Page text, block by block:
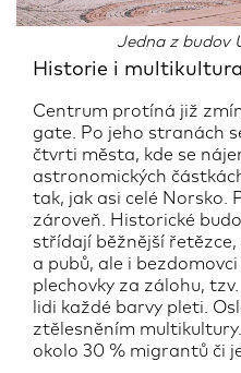
Jedna z budov
Historie i multikultura
Centrum protíná již
gate. Po jeho stranách
čtvrti města, kde se
astronomických
tak, jak asi celé Norsko.
zároveň. Historické
střídají běžnější
a pubů, ale i
plechovky za zálohu,
lidi každé barvy pleti.
ztělesněním
okolo 30 % migrantů či